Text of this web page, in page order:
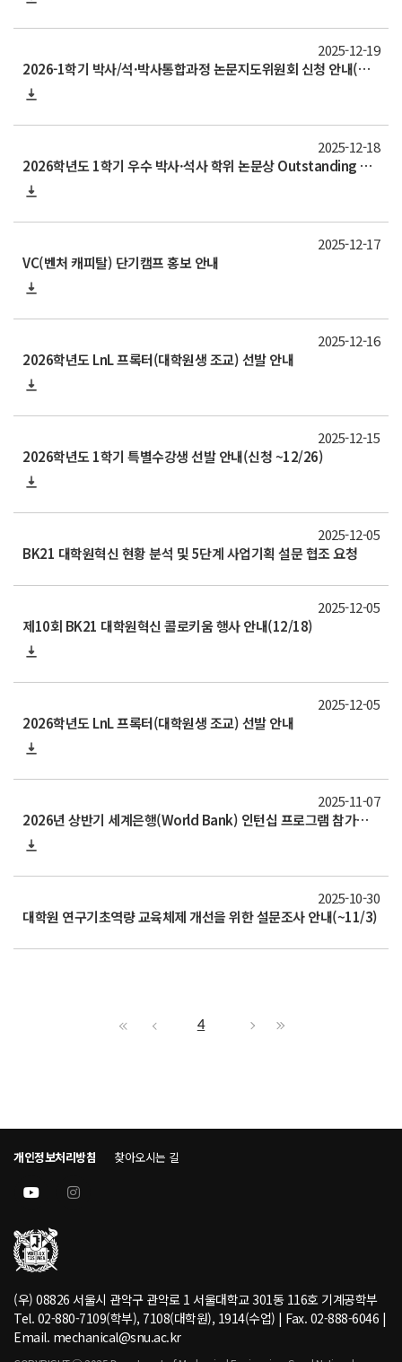
2026-1학기 박사/석·박사통합과정 논문지도위원회 신청 안내(신청서 제출 ~7/12 )
2025-12-19
2026학년도 1학기 우수 박사·석사 학위 논문상 Outstanding Doctoral·Master’s Thesis Awards 신청 안내(~26/7/3)
2025-12-18
VC(벤처 캐피탈) 단기캠프 홍보 안내
2025-12-17
2026학년도 LnL 프록터(대학원생 조교) 선발 안내
2025-12-16
2026학년도 1학기 특별수강생 선발 안내(신청 ~12/26)
2025-12-15
BK21 대학원혁신 현황 분석 및 5단계 사업기획 설문 협조 요청
2025-12-05
제10회 BK21 대학원혁신 콜로키움 행사 안내(12/18)
2025-12-05
2026학년도 LnL 프록터(대학원생 조교) 선발 안내
2025-12-05
2026년 상반기 세계은행(World Bank) 인턴십 프로그램 참가자 모집 안내
2025-11-07
대학원 연구기초역량 교육체제 개선을 위한 설문조사 안내(~11/3)
2025-10-30
4
개인정보처리방침 찾아오시는 길
(우) 08826 서울시 관악구 관악로 1 서울대학교 301동 116호 기계공학부
Tel. 02-880-7109(학부), 7108(대학원), 1914(수업) | Fax. 02-888-6046 |
Email. mechanical@snu.ac.kr